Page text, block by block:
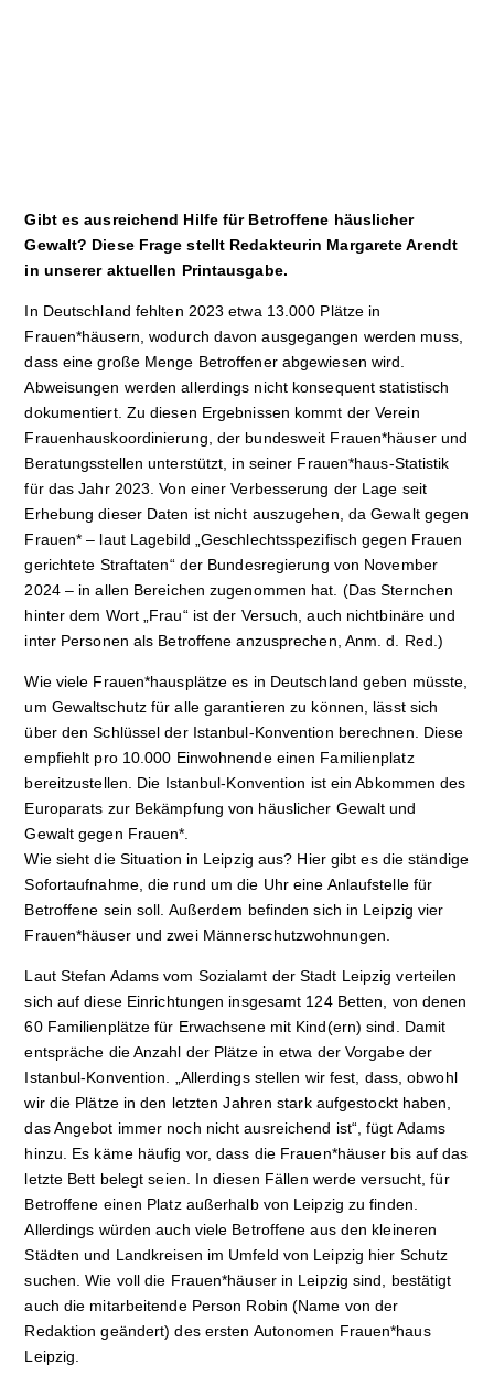
Gibt es ausreichend Hilfe für Betroffene häuslicher
Gewalt? Diese Frage stellt Redakteurin Margarete Arendt
in unserer aktuellen Printausgabe.
In Deutschland fehlten 2023 etwa 13.000 Plätze in
Frauen*häusern, wodurch davon ausgegangen werden muss,
dass eine große Menge Betroffener abgewiesen wird.
Abweisungen werden allerdings nicht konsequent statistisch
dokumentiert. Zu diesen Ergebnissen kommt der Verein
Frauenhauskoordinierung, der bundesweit Frauen*häuser und
Beratungsstellen unterstützt, in seiner Frauen*haus-Statistik
für das Jahr 2023. Von einer Verbesserung der Lage seit
Erhebung dieser Daten ist nicht auszugehen, da Gewalt gegen
Frauen* – laut Lagebild „Geschlechtsspezifisch gegen Frauen
gerichtete Straftaten“ der Bundesregierung von November
2024 – in allen Bereichen zugenommen hat. (Das Sternchen
hinter dem Wort „Frau“ ist der Versuch, auch nichtbinäre und
inter Personen als Betroffene anzusprechen, Anm. d. Red.)
Wie viele Frauen*hausplätze es in Deutschland geben müsste,
um Gewaltschutz für alle garantieren zu können, lässt sich
über den Schlüssel der Istanbul-Konvention berechnen. Diese
empfiehlt pro 10.000 Einwohnende einen Familienplatz
bereitzustellen. Die Istanbul-Konvention ist ein Abkommen des
Europarats zur Bekämpfung von häuslicher Gewalt und
Gewalt gegen Frauen*.
Wie sieht die Situation in Leipzig aus? Hier gibt es die ständige
Sofortaufnahme, die rund um die Uhr eine Anlaufstelle für
Betroffene sein soll. Außerdem befinden sich in Leipzig vier
Frauen*häuser und zwei Männerschutzwohnungen.
Laut Stefan Adams vom Sozialamt der Stadt Leipzig verteilen
sich auf diese Einrichtungen insgesamt 124 Betten, von denen
60 Familienplätze für Erwachsene mit Kind(ern) sind. Damit
entspräche die Anzahl der Plätze in etwa der Vorgabe der
Istanbul-Konvention. „Allerdings stellen wir fest, dass, obwohl
wir die Plätze in den letzten Jahren stark aufgestockt haben,
das Angebot immer noch nicht ausreichend ist“, fügt Adams
hinzu. Es käme häufig vor, dass die Frauen*häuser bis auf das
letzte Bett belegt seien. In diesen Fällen werde versucht, für
Betroffene einen Platz außerhalb von Leipzig zu finden.
Allerdings würden auch viele Betroffene aus den kleineren
Städten und Landkreisen im Umfeld von Leipzig hier Schutz
suchen. Wie voll die Frauen*häuser in Leipzig sind, bestätigt
auch die mitarbeitende Person Robin (Name von der
Redaktion geändert) des ersten Autonomen Frauen*haus
Leipzig.